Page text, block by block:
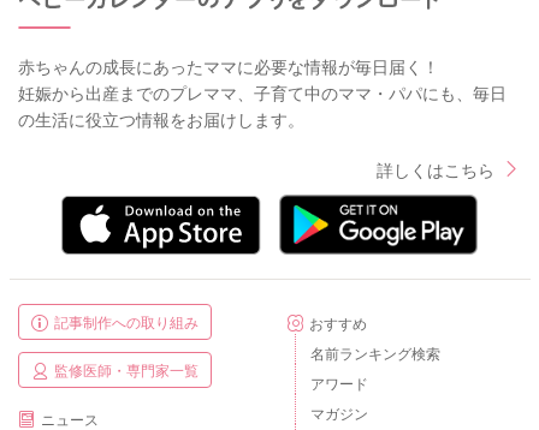
赤ちゃんの成長にあったママに必要な情報が毎日届く！
妊娠から出産までのプレママ、子育て中のママ・パパにも、毎日
の生活に役立つ情報をお届けします。
詳しくはこちら
記事制作への取り組み
監修医師・専門家一覧
ニュース
おすすめ
名前ランキング検索
アワード
マガジン